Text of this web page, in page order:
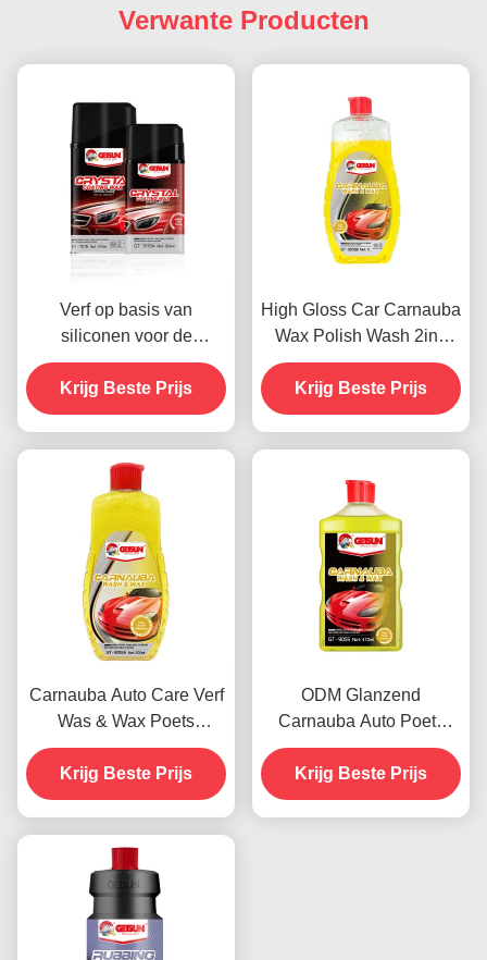
Verwante Producten
Verf op basis van
siliconen voor de
autoverzorging Crystal
Coating Wax Dustproof
450g
Krijg Beste Prijs
High Gloss Car Carnauba
Wax Polish Wash 2in1
Waterdicht
Krabbenbestand
Krijg Beste Prijs
Carnauba Auto Care Verf
Was & Wax Poets
Agenten 500 ml OEM
Krijg Beste Prijs
ODM Glanzend
Carnauba Auto Poets
Wassen Automotive Verf
Krijg Beste Prijs